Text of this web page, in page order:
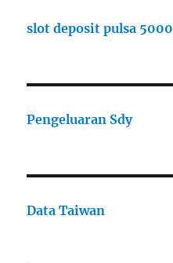
slot deposit pulsa 5000
Pengeluaran Sdy
Data Taiwan